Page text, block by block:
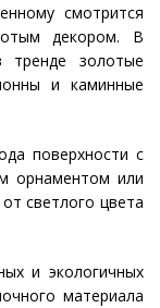
смотрится
декором. В
тренде золотые
и каминные
поверхности с
орнаментом или
светлого цвета
и экологичных
материала